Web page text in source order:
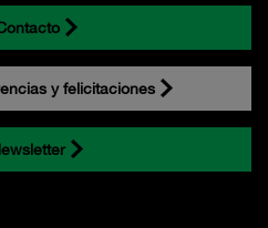
y felicitaciones